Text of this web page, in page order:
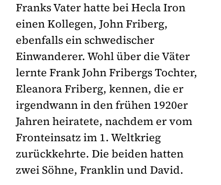
Franks Vater hatte bei Hecla Iron
einen Kollegen, John Friberg,
ebenfalls ein schwedischer
Einwanderer. Wohl über die Väter
lernte Frank John Fribergs Tochter,
Eleanora Friberg, kennen, die er
irgendwann in den frühen 1920er
Jahren heiratete, nachdem er vom
Fronteinsatz im 1. Weltkrieg
zurückkehrte. Die beiden hatten
zwei Söhne, Franklin und David.